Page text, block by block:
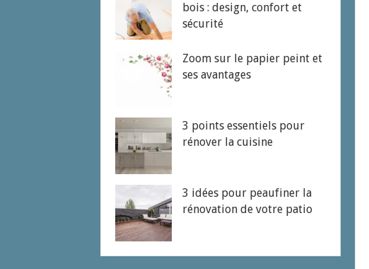
bois : design, confort et
sécurité
Zoom sur le papier peint et
ses avantages
3 points essentiels pour
rénover la cuisine
3 idées pour peaufiner la
rénovation de votre patio